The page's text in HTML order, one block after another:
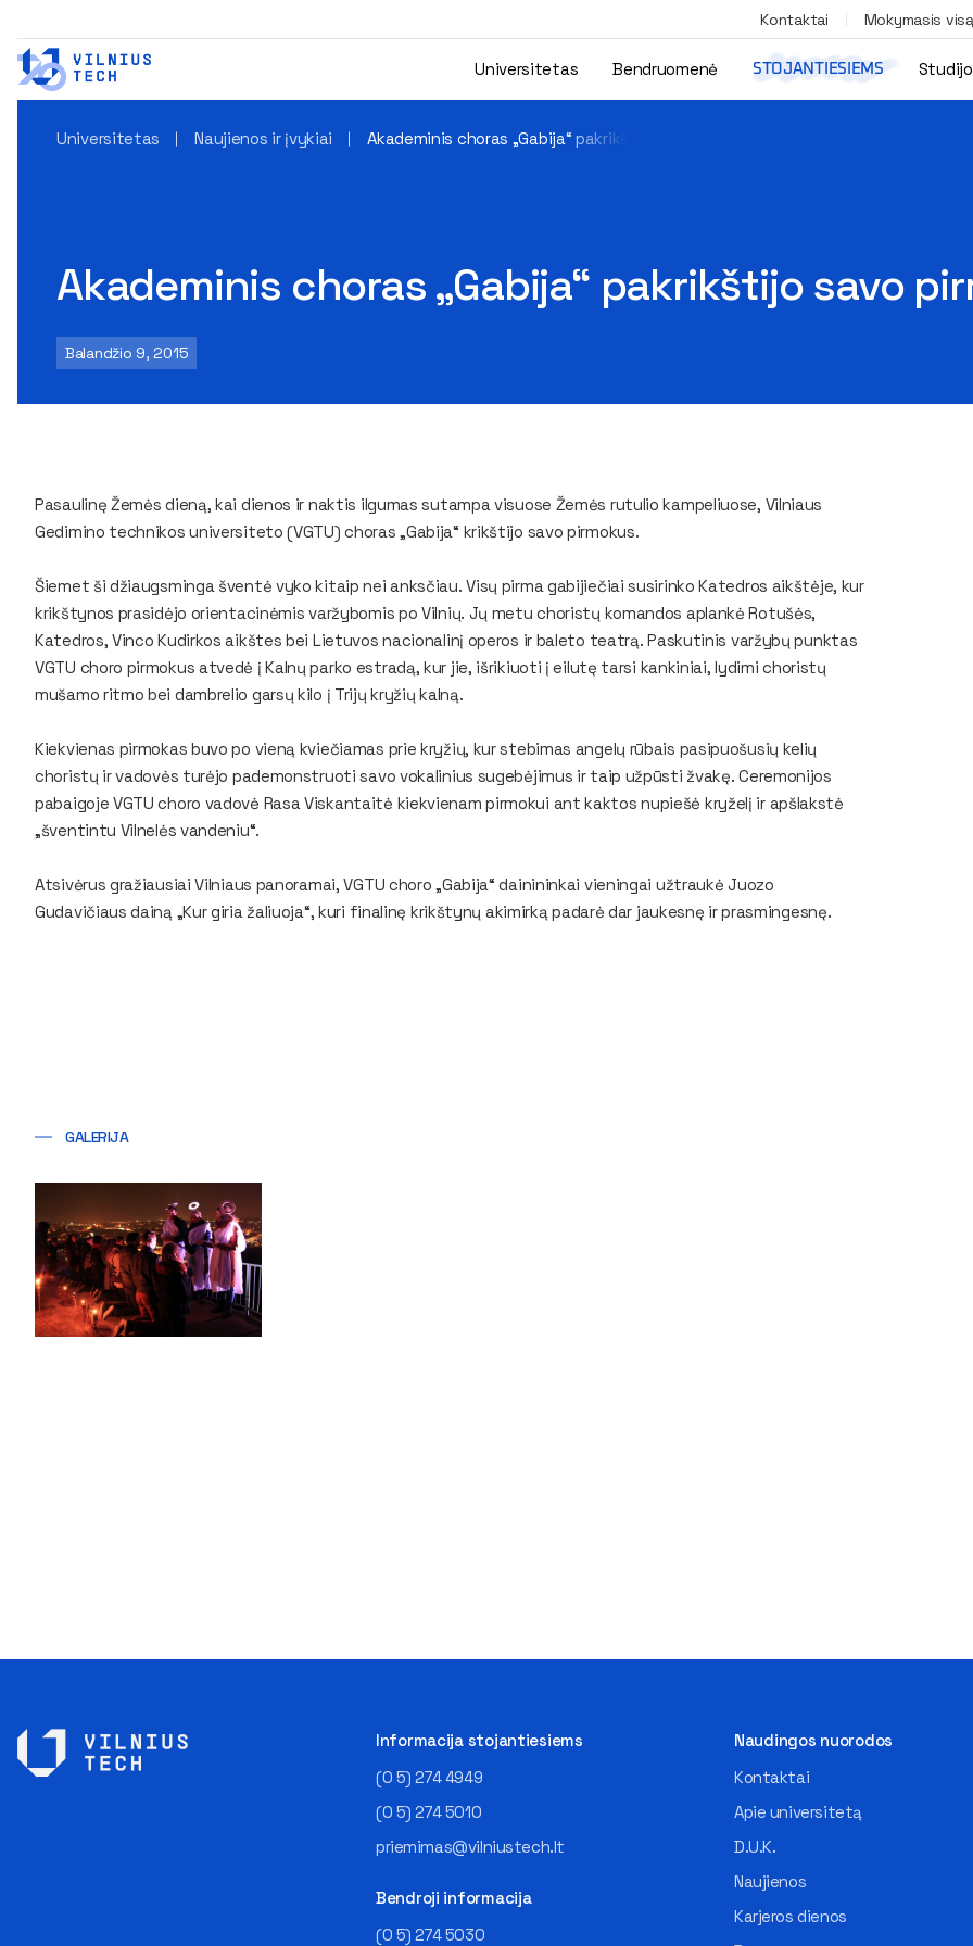
Kontaktai Mokymasis
Universitetas Bendruomenė STOJANTIESIEMS
Universitetas Naujienos ir įvykiai Akademinis choras „Gabija“ pakrikštijo savo pirmokus
Akademinis choras „Gabija“ pakrikštijo savo
Balandžio 9, 2015
Pasaulinę Žemės dieną, kai dienos ir naktis ilgumas sutampa visuose Žemės rutulio kampeliuose, Vilniaus
Gedimino technikos universiteto (VGTU) choras „Gabija“ krikštijo savo pirmokus.
Šiemet ši džiaugsminga šventė vyko kitaip nei anksčiau. Visų pirma gabijiečiai susirinko Katedros aikštėje, kur
krikštynos prasidėjo orientacinėmis varžybomis po Vilnių. Jų metu choristų komandos aplankė Rotušės,
Katedros, Vinco Kudirkos aikštes bei Lietuvos nacionalinį operos ir baleto teatrą. Paskutinis varžybų punktas
VGTU choro pirmokus atvedė į Kalnų parko estradą, kur jie, išrikiuoti į eilutę tarsi kankiniai, lydimi choristų
mušamo ritmo bei dambrelio garsų kilo į Trijų kryžių kalną.
Kiekvienas pirmokas buvo po vieną kviečiamas prie kryžių, kur stebimas angelų rūbais pasipuošusių kelių
choristų ir vadovės turėjo pademonstruoti savo vokalinius sugebėjimus ir taip užpūsti žvakę. Ceremonijos
pabaigoje VGTU choro vadovė Rasa Viskantaitė kiekvienam pirmokui ant kaktos nupiešė kryželį ir apšlakstė
„šventintu Vilnelės vandeniu“.
Atsivėrus gražiausiai Vilniaus panoramai, VGTU choro „Gabija“ dainininkai vieningai užtraukė Juozo
Gudavičiaus dainą „Kur giria žaliuoja“, kuri finalinę krikštynų akimirką padarė dar jaukesnę ir prasmingesnę.
GALERIJA
Informacija stojantiesiems
(0 5) 274 4949
(0 5) 274 5010
priemimas@vilniustech.lt
Bendroji informacija
(0 5) 274 5030
Naudingos nuorodos
Kontaktai
Apie universitetą
D.U.K.
Naujienos
Karjeros dienos